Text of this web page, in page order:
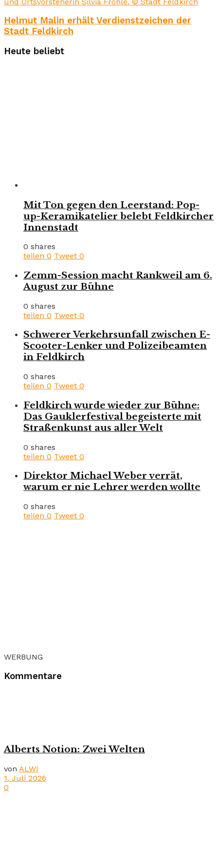
Helmut Malin erhält Verdienstzeichen der
Stadt Feldkirch
Heute beliebt
Mit Ton gegen den Leerstand: Pop-
up-Keramikatelier belebt Feldkircher
Innenstadt
0 shares
teilen 0 Tweet 0
Zemm-Session macht Rankweil am 6.
August zur Bühne
0 shares
teilen 0 Tweet 0
Schwerer Verkehrsunfall zwischen E-
Scooter-Lenker und Polizeibeamten
in Feldkirch
0 shares
teilen 0 Tweet 0
Feldkirch wurde wieder zur Bühne:
Das Gauklerfestival begeisterte mit
Straßenkunst aus aller Welt
0 shares
teilen 0 Tweet 0
Direktor Michael Weber verrät,
warum er nie Lehrer werden wollte
0 shares
teilen 0 Tweet 0
WERBUNG
Kommentare
Alberts Notion: Zwei Welten
von ALWI
1. Juli 2026
0